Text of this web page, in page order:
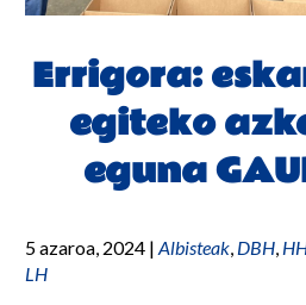
Errigora:
egiteko
eguna
5 azaroa, 2024 | Albisteak, DBH,
LH